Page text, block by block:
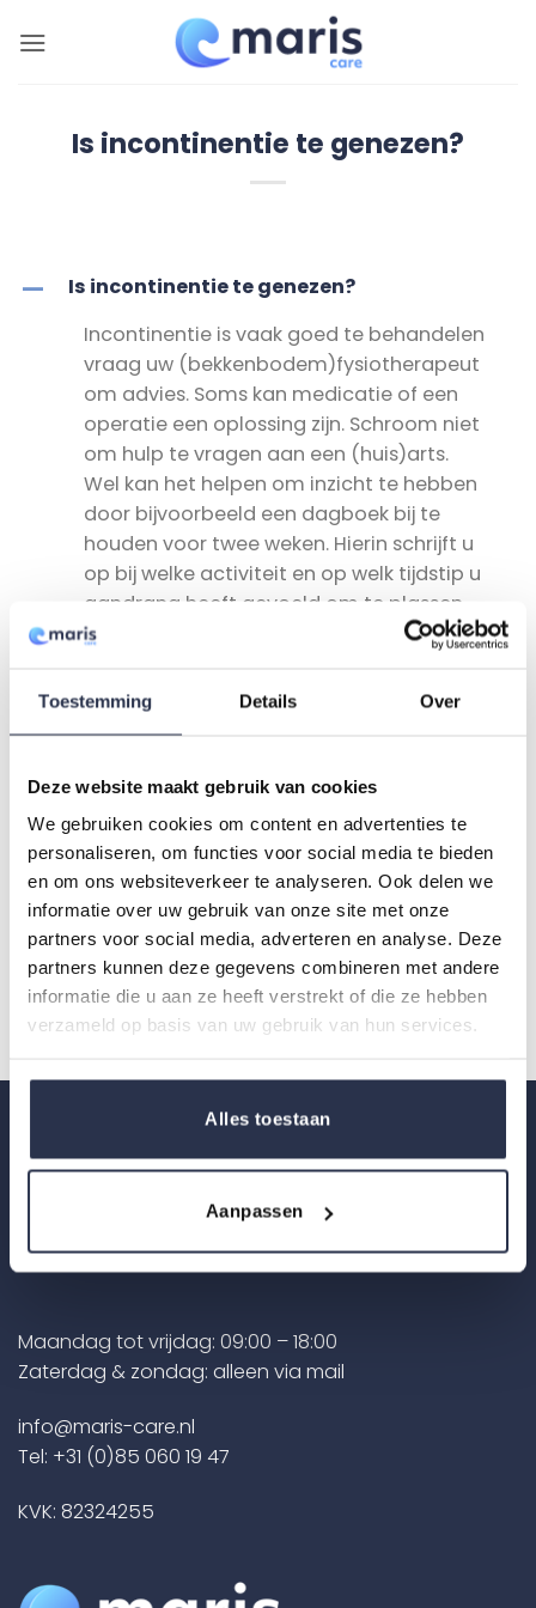
Toestemming Details Over
Deze website maakt gebruik van cookies
We gebruiken cookies om content en advertenties te
personaliseren, om functies voor social media te bieden
en om ons websiteverkeer te analyseren. Ook delen we
informatie over uw gebruik van onze site met onze
partners voor social media, adverteren en analyse. Deze
partners kunnen deze gegevens combineren met andere
informatie die u aan ze heeft verstrekt of die ze hebben
verzameld op basis van uw gebruik van hun services.
Alles toestaan
Aanpassen
naar
Is incontinentie te genezen?
A
Is incontinentie te genezen?
Incontinentie is vaak goed te behandelen
vraag uw (bekkenbodem)fysiotherapeut
om advies. Soms kan medicatie of een
operatie een oplossing zijn. Schroom niet
om hulp te vragen aan een (huis)arts.
Wel kan het helpen om inzicht te hebben
door bijvoorbeeld een dagboek bij te
houden voor twee weken. Hierin schrijft u
op bij welke activiteit en op welk tijdstip u
aandrang heeft gevoeld om te plassen,
wanneer u ongewild urine heeft verloren
geplast.
Dit bericht is gepost in . Bookmark delink.
Wat kan je er zelf aan
doen?
Hoort incontinentie bij
ouder worden?
Nederland
Maandag tot vrijdag: 09:00 – 18:00
Zaterdag & zondag: alleen via mail
info@maris-care.nl
Tel: +31 (0)85 060 19 47
KVK: 82324255